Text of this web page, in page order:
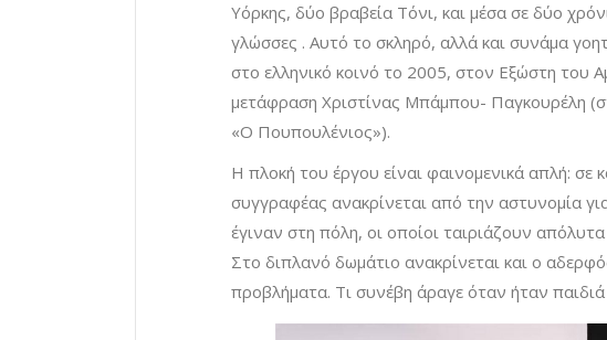
Υόρκης, δύο βραβεία Tόνι, και μέσα σε δύο
γλώσσες . Αυτό το σκληρό, αλλά και συνάμα
στο ελληνικό κοινό το 2005, στον Εξώστη του
μετάφραση Χριστίνας Μπάμπου- Παγκουρέλη
«Ο Πουπουλένιος»).
Η πλοκή του έργου είναι φαινομενικά απλή: σε
συγγραφέας ανακρίνεται από την αστυνομία
έγιναν στη πόλη, οι οποίοι ταιριάζουν
Στο διπλανό δωμάτιο ανακρίνεται και ο
προβλήματα. Τι συνέβη άραγε όταν ήταν